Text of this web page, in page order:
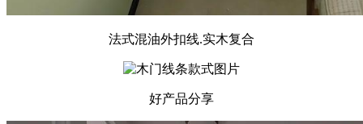
法式混油外扣线.实木复合
好产品分享